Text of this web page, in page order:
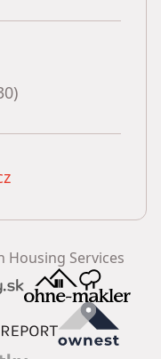
Housing Services